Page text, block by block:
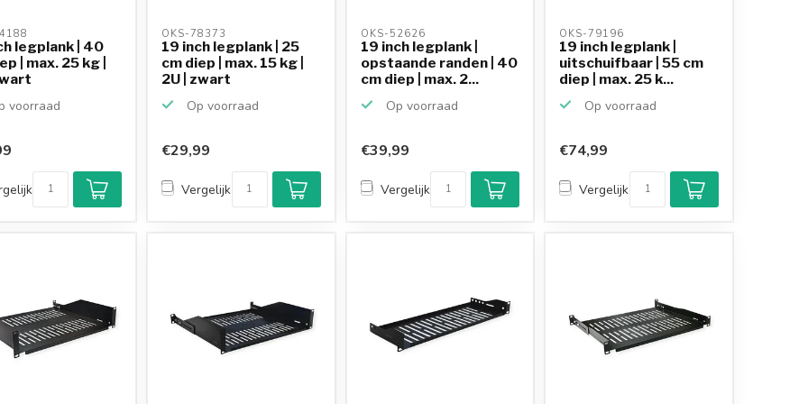
legplank | 40
| max. 25 kg |
voorraad
OKS-78373
19 inch legplank | 25
cm diep | max. 15 kg |
2U | zwart
Op voorraad
€29,99
Vergelijk
OKS-52626
19 inch legplank |
opstaande randen | 40
cm diep | max. 2...
Op voorraad
€39,99
Vergelijk
OKS-79196
19 inch legplank |
uitschuifbaar | 55 cm
diep | max. 25 k...
Op voorraad
Klantenbeoordeling
9,2/10
Achteraf betalen
mogelijk
€74,99
Vergelijk